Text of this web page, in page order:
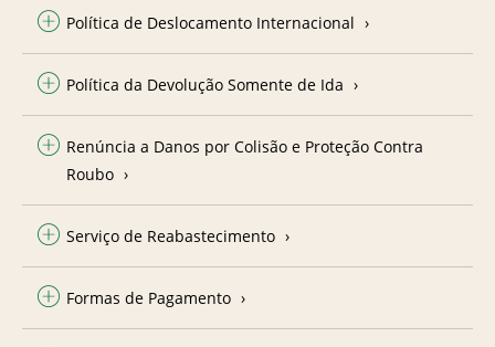
Política de Deslocamento Internacional
Política da Devolução Somente de Ida
Renúncia a Danos por Colisão e Proteção Contra
Roubo
Serviço de Reabastecimento
Formas de Pagamento